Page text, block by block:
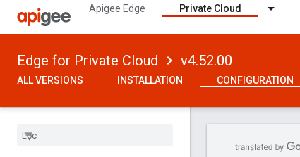
Apigee Edge Private Cloud
Edge for Private Cloud v4.52.00
ALL VERSIONS INSTALLATION CONFIGURATION